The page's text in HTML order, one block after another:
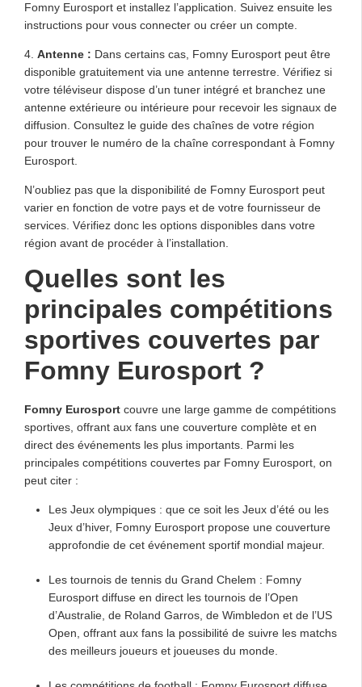
Fomny Eurosport et installez l’application. Suivez ensuite les
instructions pour vous connecter ou créer un compte.
4. Antenne : Dans certains cas, Fomny Eurosport peut être
disponible gratuitement via une antenne terrestre. Vérifiez si
votre téléviseur dispose d’un tuner intégré et branchez une
antenne extérieure ou intérieure pour recevoir les signaux de
diffusion. Consultez le guide des chaînes de votre région
pour trouver le numéro de la chaîne correspondant à Fomny
Eurosport.
N’oubliez pas que la disponibilité de Fomny Eurosport peut
varier en fonction de votre pays et de votre fournisseur de
services. Vérifiez donc les options disponibles dans votre
région avant de procéder à l’installation.
Quelles sont les
principales compétitions
sportives couvertes par
Fomny Eurosport ?
Fomny Eurosport couvre une large gamme de compétitions
sportives, offrant aux fans une couverture complète et en
direct des événements les plus importants. Parmi les
principales compétitions couvertes par Fomny Eurosport, on
peut citer :
Les Jeux olympiques : que ce soit les Jeux d’été ou les
Jeux d’hiver, Fomny Eurosport propose une couverture
approfondie de cet événement sportif mondial majeur.
Les tournois de tennis du Grand Chelem : Fomny
Eurosport diffuse en direct les tournois de l’Open
d’Australie, de Roland Garros, de Wimbledon et de l’US
Open, offrant aux fans la possibilité de suivre les matchs
des meilleurs joueurs et joueuses du monde.